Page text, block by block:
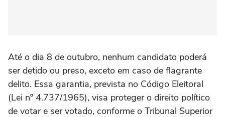
Até o dia 8 de outubro, nenhum candidato poderá
ser detido ou preso, exceto em caso de flagrante
delito. Essa garantia, prevista no Código Eleitoral
(Lei nº 4.737/1965), visa proteger o direito político
de votar e ser votado, conforme o Tribunal Superior